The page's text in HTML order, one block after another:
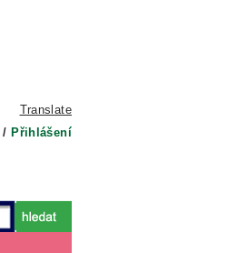
Translate
/ Přihlášení